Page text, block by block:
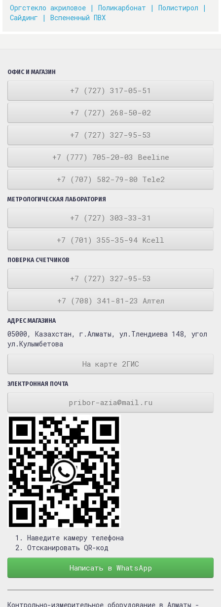
Оргстекло акриловое | Поликарбонат |
Полистирол |
Сайдинг |
Вспененный ПВХ
ОФИС И МАГАЗИН
+7 (727) 317-05-51
+7 (727) 268-50-02
+7 (727) 327-95-53
+7 (777) 705-20-03 Beeline
+7 (707) 582-79-80 Tele2
МЕТРОЛОГИЧЕСКАЯ ЛАБОРАТОРИЯ
+7 (727) 303-33-31
+7 (701) 355-35-94 Kcell
ПОВЕРКА СЧЕТЧИКОВ
+7 (727) 327-95-53
+7 (708) 341-81-23 Алтел
АДРЕС МАГАЗИНА
05000, Казахстан, г.Алматы, ул.Тлендиева 148, угол
ул.Кулымбетова
На карте 2ГИС
ЭЛЕКТРОННАЯ ПОЧТА
pribor-azia@mail.ru
Наведите камеру телефона
Отсканировать QR-код
Написать в WhatsApp
Контрольно-измерительное оборудование в Алматы -